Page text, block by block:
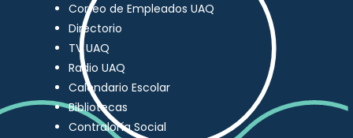
Correo de Empleados UAQ
Directorio
TV UAQ
Radio UAQ
Calendario Escolar
Bibliotecas
Contraloría Social